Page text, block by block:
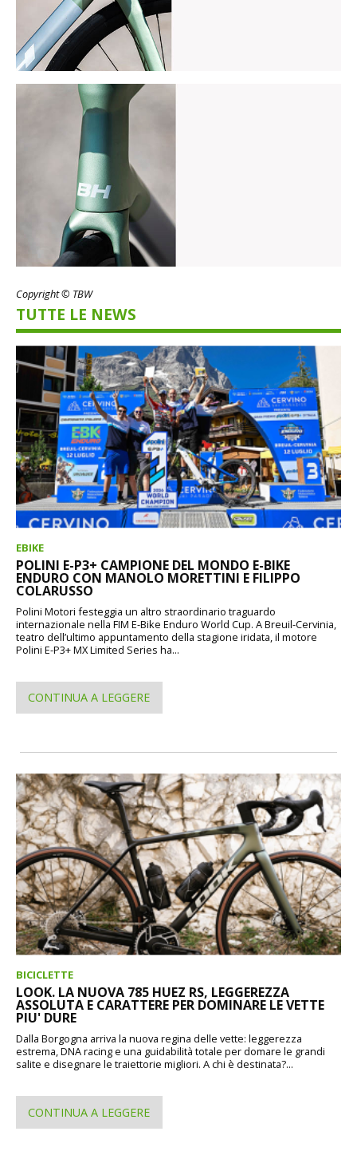
Copyright © TBW
TUTTE LE NEWS
EBIKE
POLINI E-P3+ CAMPIONE DEL MONDO E-BIKE
ENDURO CON MANOLO MORETTINI E FILIPPO
COLARUSSO
Polini Motori festeggia un altro straordinario traguardo
internazionale nella FIM E-Bike Enduro World Cup. A Breuil-Cervinia,
teatro dell’ultimo appuntamento della stagione iridata, il motore
Polini E-P3+ MX Limited Series ha...
CONTINUA A LEGGERE
BICICLETTE
LOOK. LA NUOVA 785 HUEZ RS, LEGGEREZZA
ASSOLUTA E CARATTERE PER DOMINARE LE VETTE
PIU' DURE
Dalla Borgogna arriva la nuova regina delle vette: leggerezza
estrema, DNA racing e una guidabilità totale per domare le grandi
salite e disegnare le traiettorie migliori. A chi è destinata?...
CONTINUA A LEGGERE